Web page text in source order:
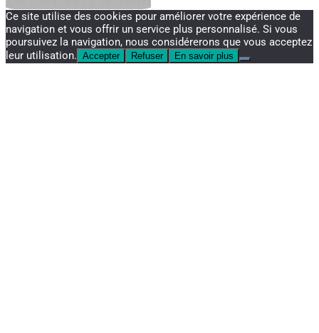
Ce site utilise des cookies pour améliorer votre expérience de
navigation et vous offrir un service plus personnalisé. Si vous
poursuivez la navigation, nous considérerons que vous acceptez
leur utilisation. Accepter Refuser En savoir plus